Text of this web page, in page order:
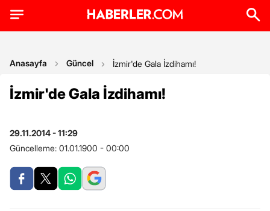
Anasayfa Güncel İzmir'de Gala İzdihamı!
İzmir'de Gala İzdihamı!
29.11.2014 - 11:29
Güncelleme: 01.01.1900 - 00:00